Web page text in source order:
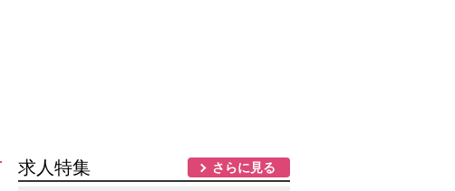
求人特集 さらに見る